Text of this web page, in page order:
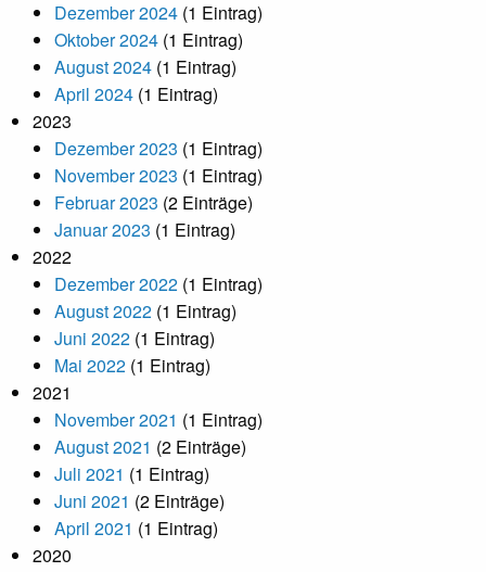
Dezember 2024 (1 Eintrag)
Oktober 2024 (1 Eintrag)
August 2024 (1 Eintrag)
April 2024 (1 Eintrag)
2023
Dezember 2023 (1 Eintrag)
November 2023 (1 Eintrag)
Februar 2023 (2 Einträge)
Januar 2023 (1 Eintrag)
2022
Dezember 2022 (1 Eintrag)
August 2022 (1 Eintrag)
Juni 2022 (1 Eintrag)
Mai 2022 (1 Eintrag)
2021
November 2021 (1 Eintrag)
August 2021 (2 Einträge)
Juli 2021 (1 Eintrag)
Juni 2021 (2 Einträge)
April 2021 (1 Eintrag)
2020